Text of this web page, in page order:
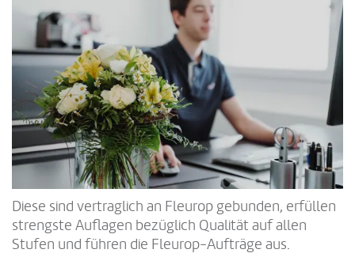
Diese sind vertraglich an Fleurop gebunden, erfüllen
strengste Auflagen bezüglich Qualität auf allen
Stufen und führen die Fleurop-Aufträge aus.